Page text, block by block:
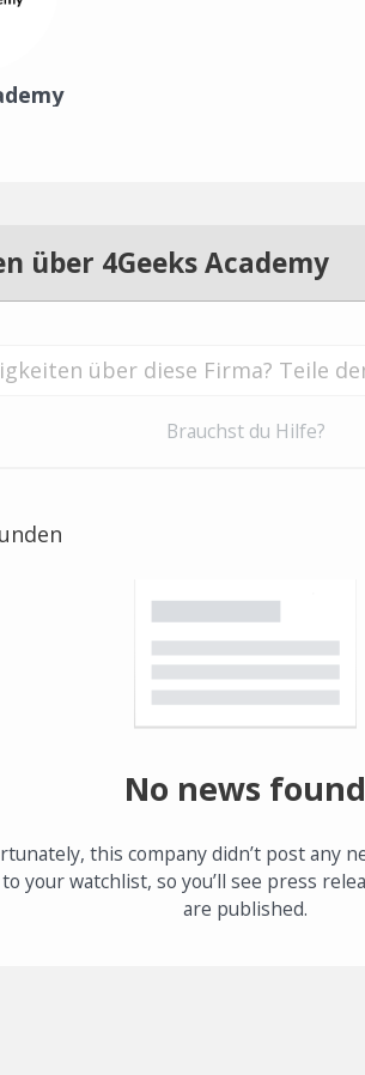
über 4Geeks Academy
Brauchst du Hilfe?
No news found
this company didn’t post any
your watchlist, so you’ll see press
are published.